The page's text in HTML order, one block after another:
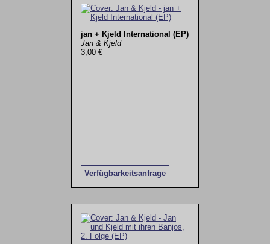
jan + Kjeld International (EP)
Jan & Kjeld
3,00 €
Verfügbarkeitsanfrage